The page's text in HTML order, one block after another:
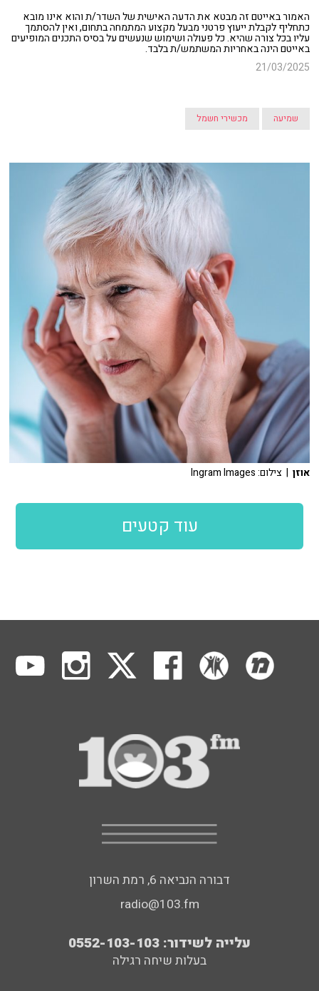
האמור באייטם זה מבטא את הדעה האישית של השדר/ת והוא אינו מובא
כתחליף לקבלת ייעוץ פרטני מבעל מקצוע המתמחה בתחום, ואין להסתמך
עליו בכל צורה שהיא. כל פעולה ושימוש שנעשים על בסיס התכנים המופיעים
באייטם הינה באחריות המשתמש/ת בלבד.
21/03/2025
שמיעה מכשירי חשמל
אוזן | צילום: Ingram Images
עוד קטעים
דבורה הנביאה 6, רמת השרון
radio@103.fm
עלייה לשידור: 0552-103-103
בעלות שיחה רגילה